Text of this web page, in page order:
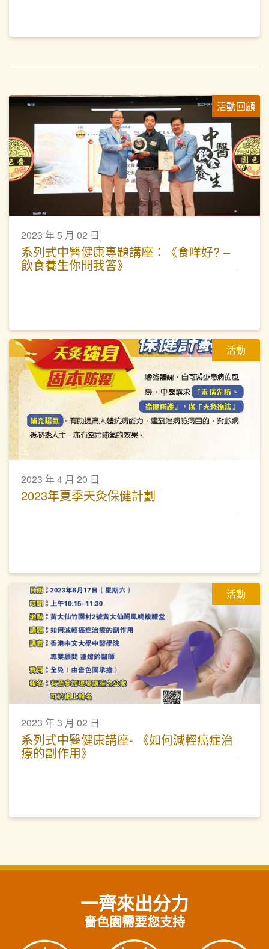
活動回顧
2023 年 5 月 02 日
系列式中醫健康專題講座：《食咩好? –
飲食養生你問我答》
活動
2023 年 4 月 20 日
2023年夏季天灸保健計劃
活動
2023 年 3 月 02 日
系列式中醫健康講座- 《如何減輕癌症治
療的副作用》
一齊來出分力
嗇色園需要您支持